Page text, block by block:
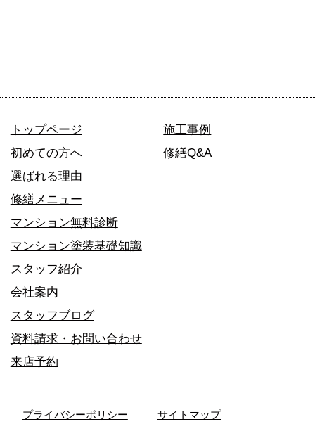
トップページ
初めての方へ
選ばれる理由
修繕メニュー
マンション無料診断
マンション塗装基礎知識
施工事例
修繕Q&A
スタッフ紹介
会社案内
スタッフブログ
資料請求・お問い合わせ
来店予約
プライバシーポリシー サイトマップ